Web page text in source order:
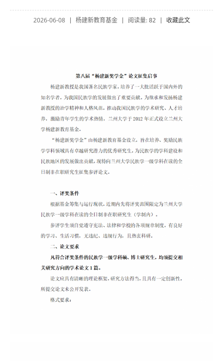
2026-06-08| 杨建新教育基金| 阅读量: 82 收藏此文